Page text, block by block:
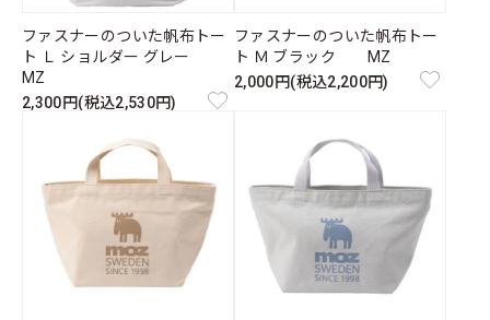
ファスナーのついた帆布トー
ト Ｌ ショルダー グレー
MZ
2,300円(税込2,530円)
ファスナーのついた帆布トー
ト Ｍ ブラック MZ
2,000円(税込2,200円)